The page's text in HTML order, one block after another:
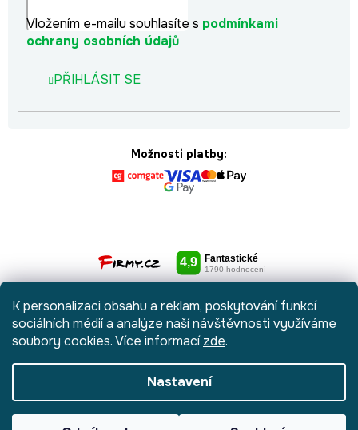
K personalizaci obsahu a reklam, poskytování funkcí
sociálních médií a analýze naší návštěvnosti využíváme
soubory cookies. Více informacízde.
Nastavení
Vložením e-mailu souhlasíte s podmínkami
ochrany osobních údajů
PŘIHLÁSIT SE
Možnosti platby: